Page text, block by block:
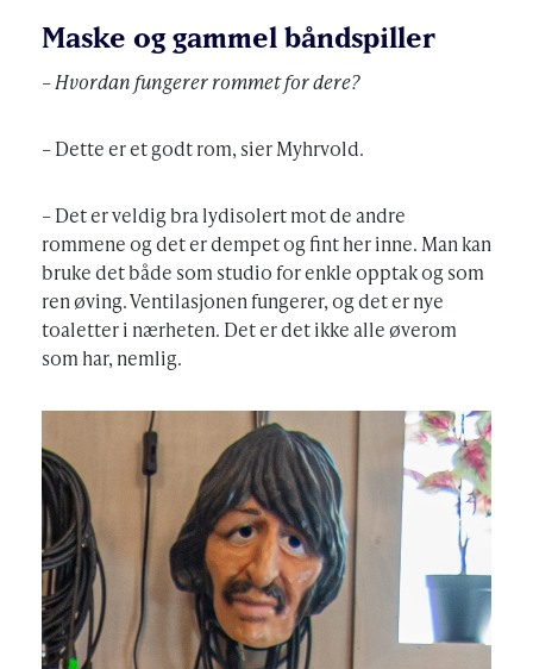
Maske og gammel båndspiller
– Hvordan fungerer rommet for dere?
– Dette er et godt rom, sier Myhrvold.
– Det er veldig bra lydisolert mot de andre
rommene og det er dempet og fint her inne. Man kan
bruke det både som studio for enkle opptak og som
ren øving. Ventilasjonen fungerer, og det er nye
toaletter i nærheten. Det er det ikke alle øverom
som har, nemlig.